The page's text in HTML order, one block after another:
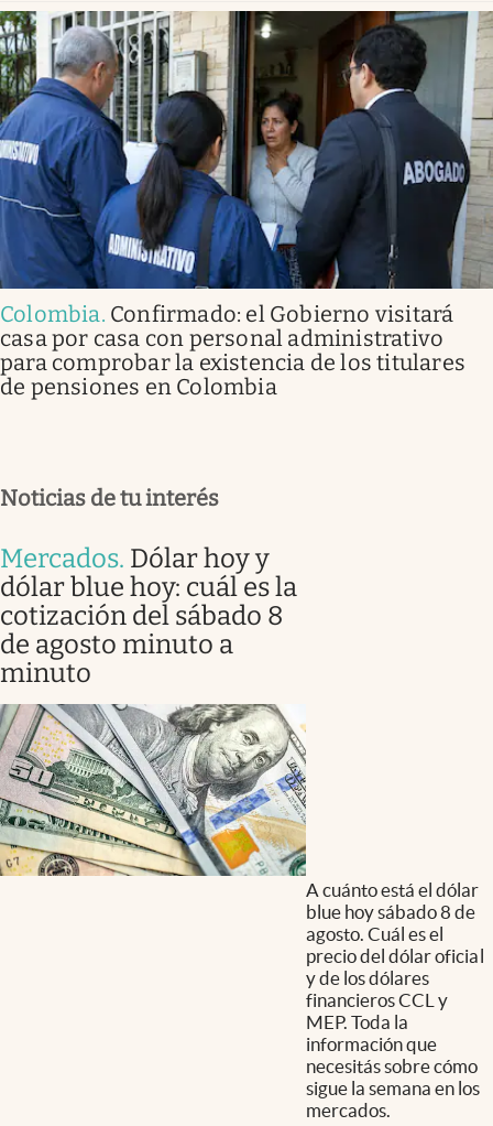
Colombia. Confirmado: el Gobierno visitará
casa por casa con personal administrativo
para comprobar la existencia de los titulares
de pensiones en Colombia
Noticias de tu interés
Mercados. Dólar hoy y
dólar blue hoy: cuál es la
cotización del sábado 8
de agosto minuto a
minuto
A cuánto está el dólar
blue hoy sábado 8 de
agosto. Cuál es el
precio del dólar oficial
y de los dólares
financieros CCL y
MEP. Toda la
información que
necesitás sobre cómo
sigue la semana en los
mercados.